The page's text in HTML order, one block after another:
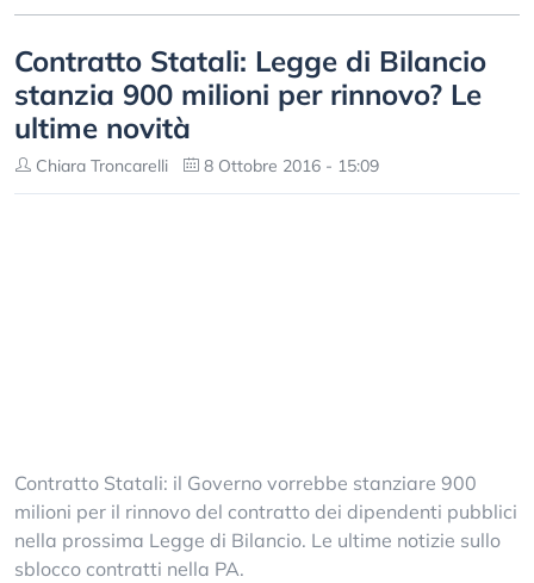
Contratto Statali: Legge di Bilancio
stanzia 900 milioni per rinnovo? Le
ultime novità
Chiara Troncarelli 8 Ottobre 2016 - 15:09
Contratto Statali: il Governo vorrebbe stanziare 900
milioni per il rinnovo del contratto dei dipendenti pubblici
nella prossima Legge di Bilancio. Le ultime notizie sullo
sblocco contratti nella PA.